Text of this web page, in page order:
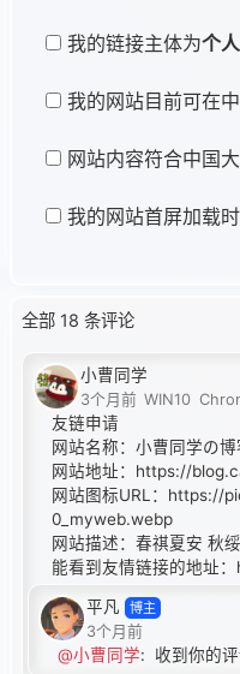
我的链接主体为个人
我的网站目前可在
网站内容符合中国
我的网站首屏加载
全部 18 条评论
小曹同学
3个月前 WIN10
友链申请
网站名称：小曹同学の博
网站地址： https://
网站图标URL： https://
0_myweb.webp
网站描述：春祺夏安 秋
能看到友情链接的地址：
平凡 博主
3个月前
@小曹同学: 收到你的